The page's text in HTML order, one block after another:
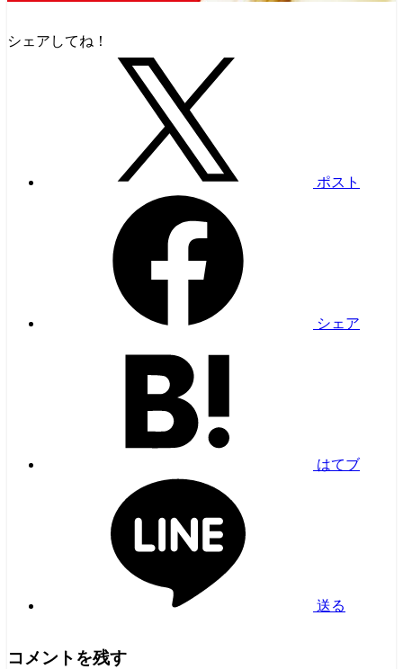
シェアしてね！
ポスト
シェア
はてブ
送る
コメントを残す